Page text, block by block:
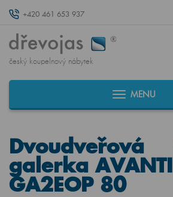
+420 461 653 937
český koupelnový nábytek
MENU
Dvoudveřová
galerka AVANTI
GA2EOP 80